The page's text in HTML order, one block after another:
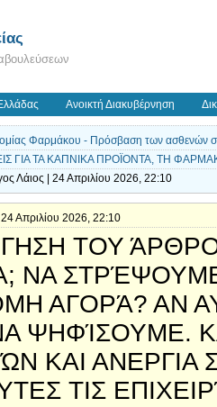
Ανοικτή Διακυβέρνηση
Φαρμάκου - Πρόσβαση των ασθενών σε
ΓΙΑ ΤΑ ΚΑΠΝΙΚΑ ΠΡΟΪΟΝΤΑ, ΤΗ
Λάιος | 24 Απριλίου 2026, 22:10
Απριλίου 2026, 22:10
ΤΟΥ
ΝΑ
ΑΓΟΡΆ? ΑΝ
ΝΑ
ΚΑΙ
ΤΙΣ